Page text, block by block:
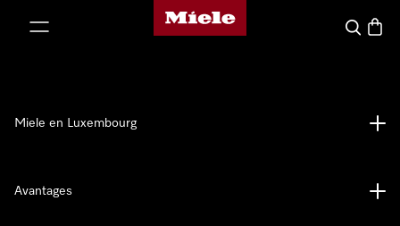
Page d'accueil de Miele
Panier
Miele en Luxembourg
Avantages